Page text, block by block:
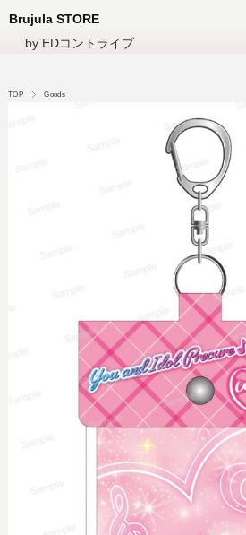
Brujula STORE
by EDコントライブ
TOP Goods